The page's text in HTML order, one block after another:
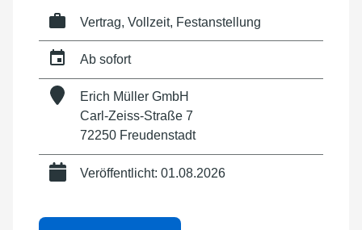
Vertrag, Vollzeit, Festanstellung
Ab sofort
Erich Müller GmbH
Carl-Zeiss-Straße 7
72250 Freudenstadt
Veröffentlicht: 01.08.2026